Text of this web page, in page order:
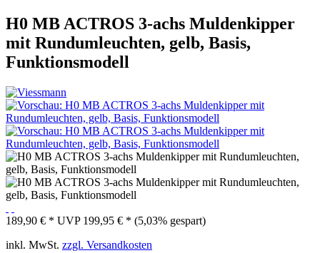
H0 MB ACTROS 3-achs Muldenkipper
mit Rundumleuchten, gelb, Basis,
Funktionsmodell
189,90 € * UVP 199,95 € * (5,03% gespart)
inkl. MwSt. zzgl. Versandkosten